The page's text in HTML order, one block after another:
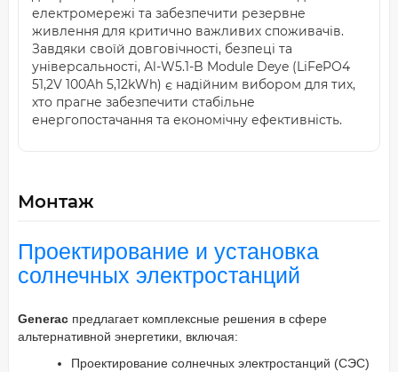
електромережі та забезпечити резервне
живлення для критично важливих споживачів.
Завдяки своїй довговічності, безпеці та
універсальності, Al-W5.1-B Module Deye (LiFePO4
51,2V 100Ah 5,12kWh) є надійним вибором для тих,
хто прагне забезпечити стабільне
енергопостачання та економічну ефективність.
Монтаж
Проектирование и установка
солнечных электростанций
Generac предлагает комплексные решения в сфере
альтернативной энергетики, включая:
Проектирование солнечных электростанций (СЭС)